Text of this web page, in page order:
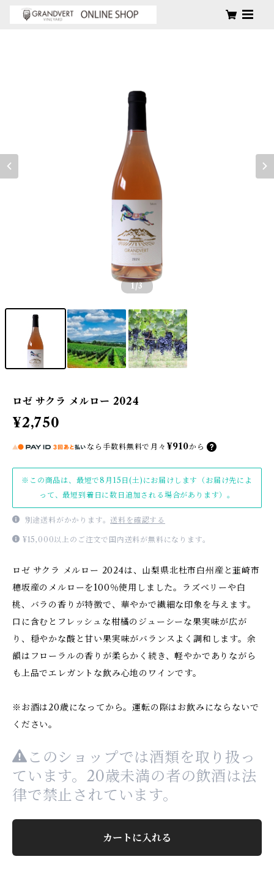
1/3
ロゼ サクラ メルロー 2024
¥2,750
なら 手数料無料で 月々 ¥910から
※この商品は、最短で8月15日(土)にお届けします（お届け先によ
って、最短到着日に数日追加される場合があります）。
別途送料がかかります。送料を確認する
¥15,000以上のご注文で国内送料が無料になります。
ロゼ サクラ メルロー 2024は、山梨県北杜市白州産と韮崎市
穂坂産のメルローを100％使用しました。ラズベリーや白
桃、バラの香りが特徴で、華やかで繊細な印象を与えます。
口に含むとフレッシュな柑橘のジューシーな果実味が広が
り、穏やかな酸と甘い果実味がバランスよく調和します。余
韻はフローラルの香りが柔らかく続き、軽やかでありながら
も上品でエレガントな飲み心地のワインです。
※お酒は20歳になってから。運転の際はお飲みにならないで
ください。
このショップでは酒類を取り扱っ
ています。20歳未満の者の飲酒は法
律で禁止されています。
カートに入れる